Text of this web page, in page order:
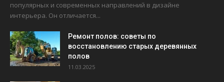
популярных и современных направлений в дизайне
интерьера. Он отличается...
Ремонт полов: советы по
восстановлению старых деревянных
полов
11.03.2025